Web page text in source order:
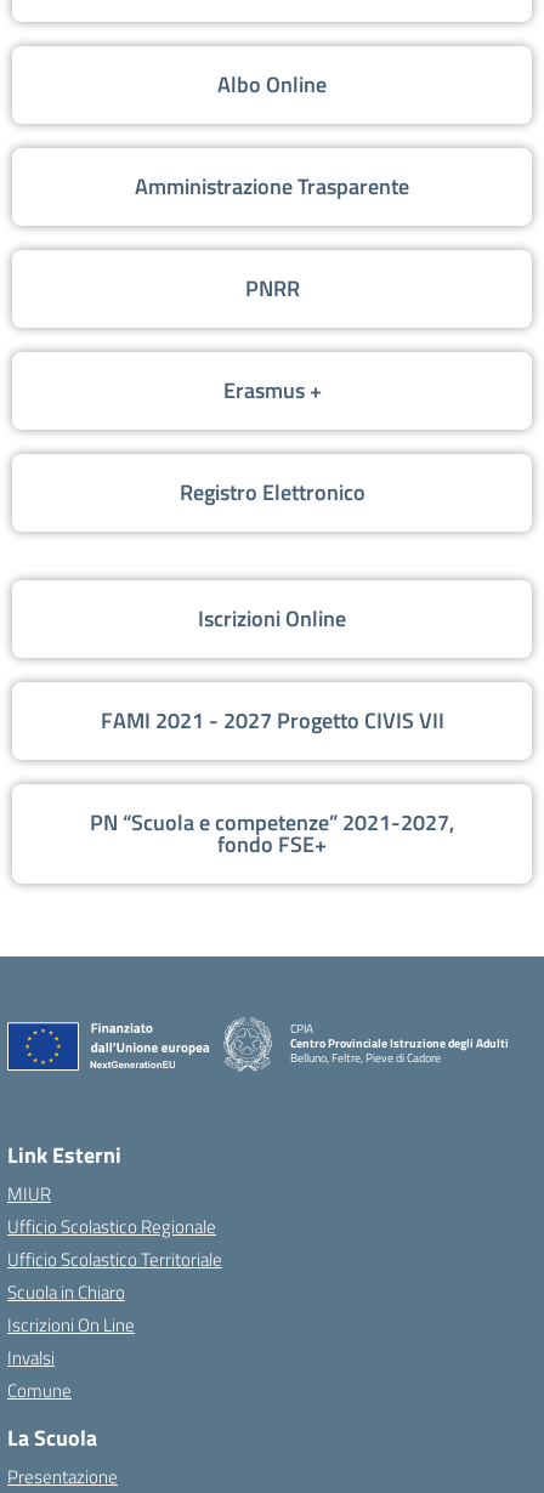
Albo Online
Amministrazione Trasparente
PNRR
Erasmus +
Registro Elettronico
Iscrizioni Online
FAMI 2021 - 2027 Progetto CIVIS VII
PN “Scuola e competenze” 2021-2027,
fondo FSE+
CPIA
Centro Provinciale Istruzione degli Adulti
Belluno, Feltre, Pieve di Cadore
Link Esterni
MIUR
Ufficio Scolastico Regionale
Ufficio Scolastico Territoriale
Scuola in Chiaro
Iscrizioni On Line
Invalsi
Comune
La Scuola
Presentazione